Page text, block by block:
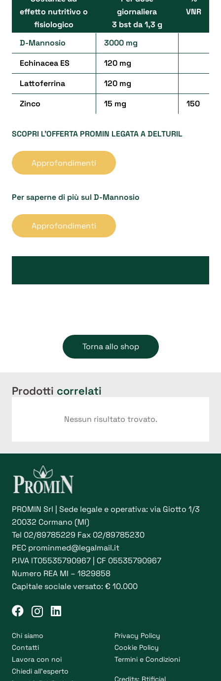
effetto nutritivo o
fisiologico
giornaliera
3 bst da 1,3 g
VNR
D-Mannosio
3000 mg
Echinacea ES
120 mg
Lattoferrina
120 mg
Zinco
15 mg 150
SCOPRI L’OFFERTA PROMIN LEGATA A DELTURIL
Approfondimenti
Per saperne di più sul D-Mannosio
Approfondimenti
Torna allo shop
Prodotti correlati
Nessun risultato trovato.
PROMIN Srl | Sede legale e operativa: via Giotto 1/3
20032 Cormano (MI)
Tel 02/89785229 Fax 02/89785230
PEC prominmed@legalmail.it
P.IVA IT05535790967 | CF 05535790967
Numero REA MI – 1829858
Capitale sociale versato: € 10.000
Chi siamo
Contatti
Lavora con noi
Chiedi all’esperto
Privacy Policy
Cookie Policy
Termini e Condizioni